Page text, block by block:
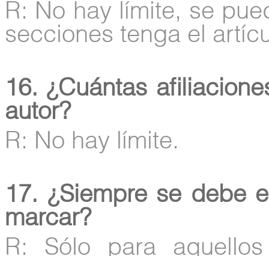
R: No hay límite, se
secciones tenga el
16. ¿Cuántas
autor?
R: No hay límite.
17. ¿Siempre se debe
marcar?
R: Sólo para